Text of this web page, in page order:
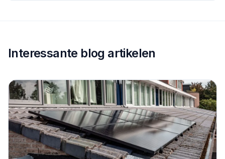
Interessante blog artikelen